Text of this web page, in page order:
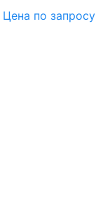
Цена по запросу